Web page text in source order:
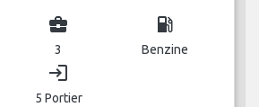
business_center
3
local_gas_station
Benzine
login
5 Portier